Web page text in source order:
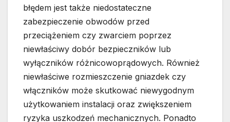
błędem jest także niedostateczne
zabezpieczenie obwodów przed
przeciążeniem czy zwarciem poprzez
niewłaściwy dobór bezpieczników lub
wyłączników różnicowoprądowych. Również
niewłaściwe rozmieszczenie gniazdek czy
włączników może skutkować niewygodnym
użytkowaniem instalacji oraz zwiększeniem
ryzyka uszkodzeń mechanicznych. Ponadto